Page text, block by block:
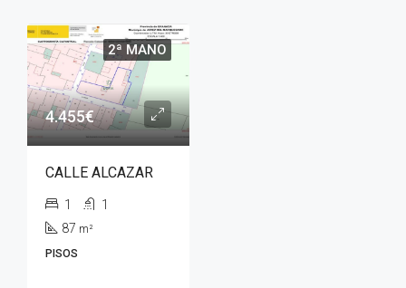
2ª MANO
4.455€
CALLE ALCAZAR
1
1
87 m²
PISOS